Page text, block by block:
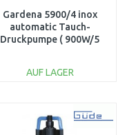
Gardena 5900/4 inox
automatic Tauch-
Druckpumpe ( 900W/5
AUF LAGER
Vergleichen